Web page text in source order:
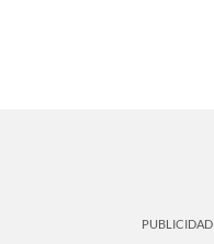
PUBLICIDAD